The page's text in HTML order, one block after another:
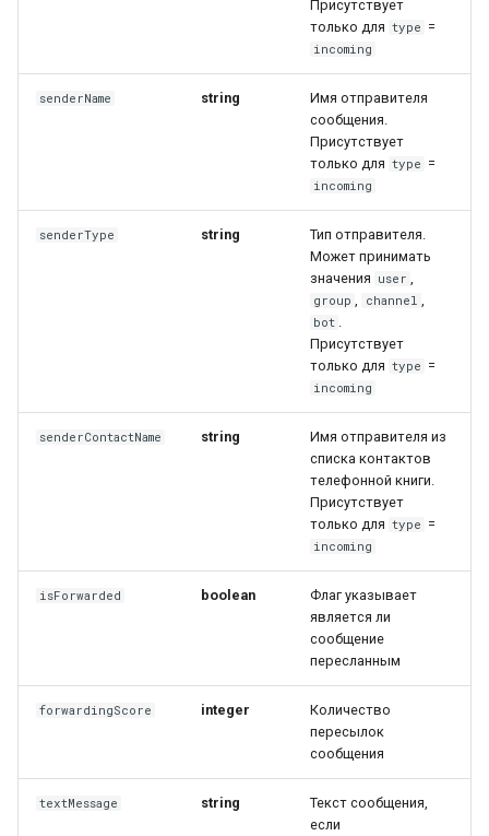
Присутствует
только для type =
incoming
senderName string
Имя отправителя
сообщения.
Присутствует
только для type =
incoming
senderType string
Тип отправителя.
Может принимать
значения user
group channel
bot
Присутствует
только для type =
incoming
senderContactName string
Имя отправителя из
списка контактов
телефонной книги.
Присутствует
только для type =
incoming
isForwarded boolean
Флаг указывает
является ли
сообщение
пересланным
forwardingScore integer
Количество
пересылок
сообщения
textMessage string
Текст сообщения,
если